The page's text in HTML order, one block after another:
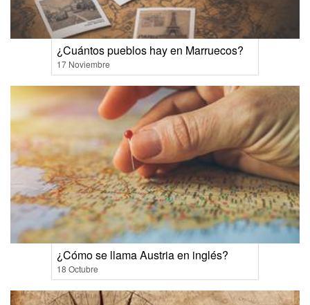
¿Cuántos pueblos hay en Marruecos?
17 Noviembre
¿Cómo se llama Austria en inglés?
18 Octubre